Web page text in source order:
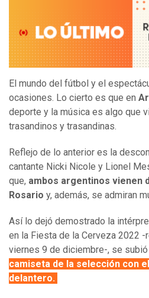
El mundo del fútbol y el
ocasiones. Lo cierto es que en
deporte y la música es algo que
trasandinos y trasandinas.
Reflejo de lo anterior es la
cantante Nicki Nicole y Lionel
que, ambos argentinos vienen
Rosario y, además, se admiran
Así lo dejó demostrado la
en la Fiesta de la Cerveza 2022
viernes 9 de diciembre-, se
camiseta de la selección con
delantero.